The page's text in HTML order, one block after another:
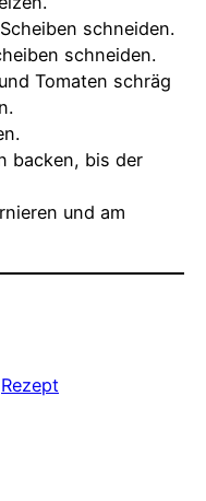
schneiden.
schneiden.
Tomaten schräg
backen, bis der
und am
Rezept